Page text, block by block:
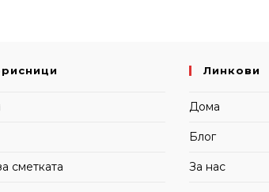
сметката
Линкови
Дома
Блог
За нас